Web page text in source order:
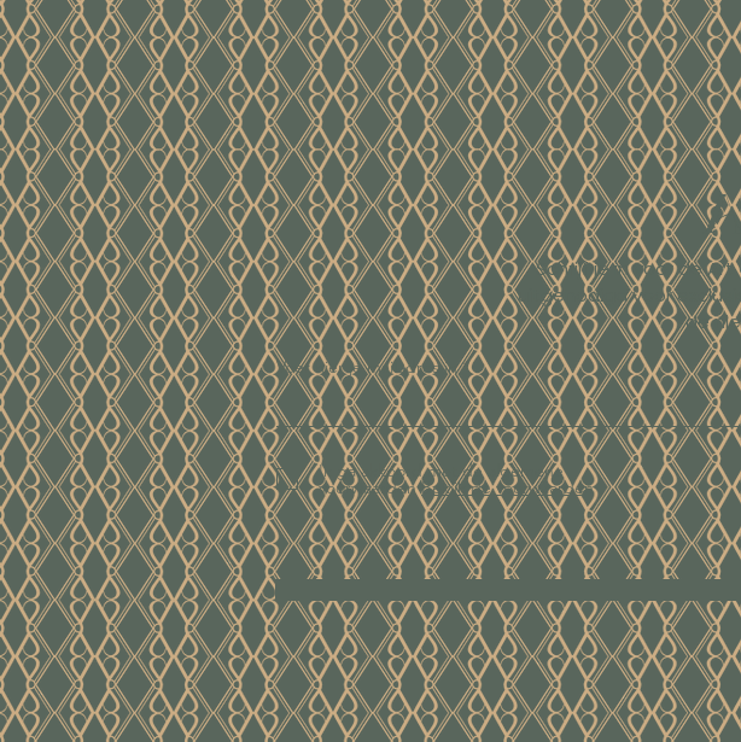
Schrijf je in voor de
uitgenodigd voor
de
Voer hier je mailadres in
Ik ga akkoord met de algemene
voorwaarden Bekijk de voorwaarden